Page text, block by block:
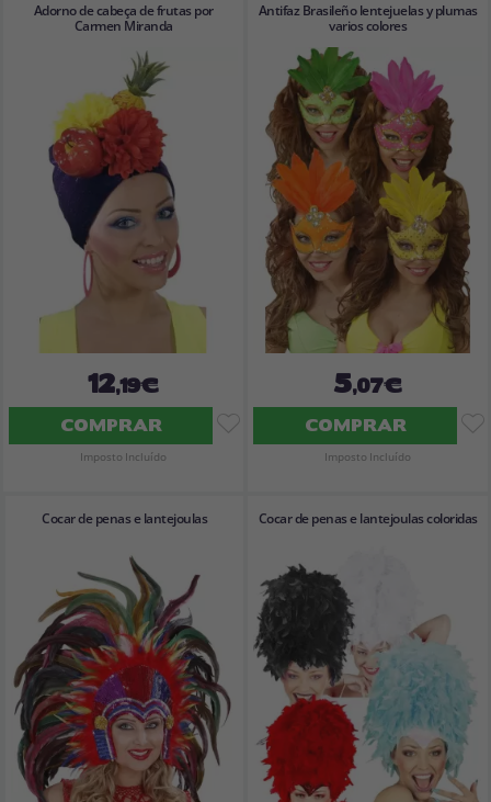
Ao criar uma conta em disfracestuyyo.pt
, você poderá fazer suas
compras rapidamente em nossa loja virtual, verificar o status de seus
pedidos e consultar suas operações anteriores.
Vá em frente! Estávamos esperando por você.
CRIAR CONTA
Adorno de cabeça de frutas por
Carmen Miranda
12,19€
COMPRAR
Imposto Incluído
Antifaz Brasileño lentejuelas y plumas
varios colores
5,07€
COMPRAR
Imposto Incluído
Cocar de penas e lantejoulas Cocar de penas e lantejoulas coloridas